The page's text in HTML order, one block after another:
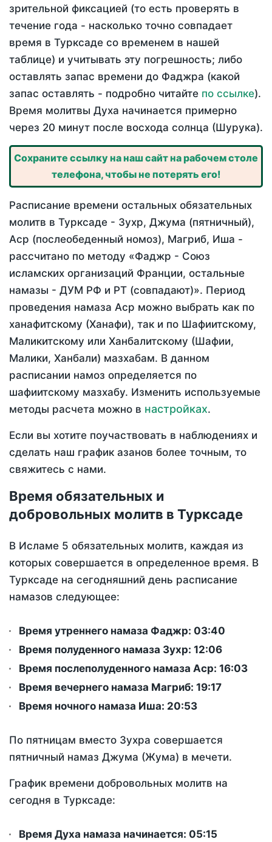
зрительной фиксацией (то есть проверять в
течение года - насколько точно совпадает
время в Турксаде со временем в нашей
таблице) и учитывать эту погрешность; либо
оставлять запас времени до Фаджра (какой
запас оставлять - подробно читайте по ссылке).
Время молитвы Духа начинается примерно
через 20 минут после восхода солнца (Шурука).
Сохраните ссылку на наш сайт на рабочем столе
телефона, чтобы не потерять его!
Расписание времени остальных обязательных
молитв в Турксаде - Зухр, Джума (пятничный),
Аср (послеобеденный номоз), Магриб, Иша -
рассчитано по методу «Фаджр - Союз
исламских организаций Франции, остальные
намазы - ДУМ РФ и РТ (совпадают)». Период
проведения намаза Аср можно выбрать как по
ханафитскому (Ханафи), так и по Шафиитскому,
Маликитскому или Ханбалитскому (Шафии,
Малики, Ханбали) мазхабам. В данном
расписании намоз определяется по
шафиитскому мазхабу. Изменить используемые
методы расчета можно в настройках.
Если вы хотите поучаствовать в наблюдениях и
сделать наш график азанов более точным, то
свяжитесь с нами.
Время обязательных и
добровольных молитв в Турксаде
В Исламе 5 обязательных молитв, каждая из
которых совершается в определенное время. В
Турксаде на сегодняшний день расписание
намазов следующее:
Время утреннего намаза Фаджр: 03:40
Время полуденного намаза Зухр: 12:06
Время послеполуденного намаза Аср: 16:03
Время вечернего намаза Магриб: 19:17
Время ночного намаза Иша: 20:53
По пятницам вместо Зухра совершается
пятничный намаз Джума (Жума) в мечети.
График времени добровольных молитв на
сегодня в Турксаде:
Время Духа намаза начинается: 05:15